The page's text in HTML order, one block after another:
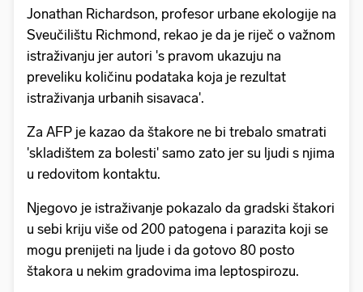
Jonathan Richardson, profesor urbane ekologije na
Sveučilištu Richmond, rekao je da je riječ o važnom
istraživanju jer autori 's pravom ukazuju na
preveliku količinu podataka koja je rezultat
istraživanja urbanih sisavaca'.
Za AFP je kazao da štakore ne bi trebalo smatrati
'skladištem za bolesti' samo zato jer su ljudi s njima
u redovitom kontaktu.
Njegovo je istraživanje pokazalo da gradski štakori
u sebi kriju više od 200 patogena i parazita koji se
mogu prenijeti na ljude i da gotovo 80 posto
štakora u nekim gradovima ima leptospirozu.